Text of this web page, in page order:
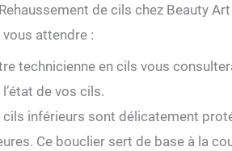
de cils chez Beauty
attendre :
technicienne en cils vous
de vos cils.
inférieurs sont délicatement
Ce bouclier sert de base à la